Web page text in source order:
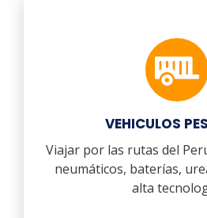
VEHICULOS
Viajar por las rutas del
neumáticos, baterías,
alta